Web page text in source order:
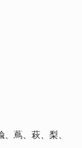
蔦、萩、梨、